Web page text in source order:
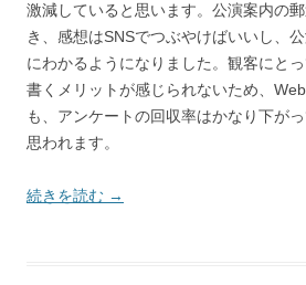
激減していると思います。公演案内の
き、感想はSNSでつぶやけばいいし、
にわかるようになりました。観客にと
書くメリットが感じられないため、
も、アンケートの回収率はかなり下が
思われます。
続きを読む →